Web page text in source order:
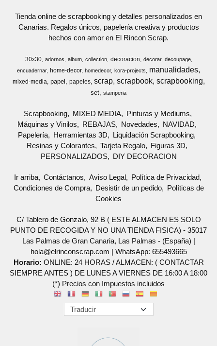
Tienda online de scrapbooking y detalles personalizados en
Canarias. Regalos únicos, papelería creativa y productos
hechos con amor en El Rincon Scrap.
30x30 adornos album collection decoracion decorar
decoupage
encuadernar
home-decor homedecor kora-projects manualidades
mixed-media papel papeles scrap scrapbook scrapbooking
set stamperia
Scrapbooking MIXED MEDIA
Pinturas y Mediums
Máquinas y Vinilos
REBAJAS Novedades
NAVIDAD
Papelería
Herramientas 3D
Liquidación Scrapbooking
Resinas y Colorantes
Tarjeta Regalo
Figuras 3D
PERSONALIZADOS
DIY DECORACION
Ir arriba Contáctanos Aviso Legal
Política de Privacidad
Condiciones de Compra
Desistir de un pedido
Políticas de
Cookies
C/ Tablero de Gonzalo, 92 B ( ESTE ALMACEN ES SOLO
PUNTO DE RECOGIDA Y NO UNA TIENDA FISICA) - 35017
Las Palmas de Gran Canaria, Las Palmas - (España) |
hola@elrinconscrap.com | WhatsApp: 655493665
Horario: ONLINE: 24 HORAS / ALMACEN: ( CONTACTAR
SIEMPRE ANTES ) DE LUNES A VIERNES DE 16:00 A 18:00
(*) Precios con Impuestos incluidos